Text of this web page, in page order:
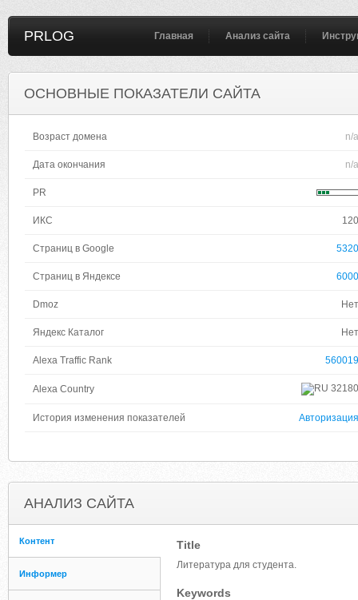
PRLOG Главная Анализ сайта
ОСНОВНЫЕ ПОКАЗАТЕЛИ САЙТА
Возраст домена n/a
Дата окончания n/a
PR
ИКС 120
Страниц в Google 5320
Страниц в Яндексе 6000
Dmoz Нет
Яндекс Каталог Нет
Alexa Traffic Rank 560019
Alexa Country 32180
История изменения показателей Авторизация
АНАЛИЗ САЙТА
Контент
Информер
Title
Литература для студента.
Keywords